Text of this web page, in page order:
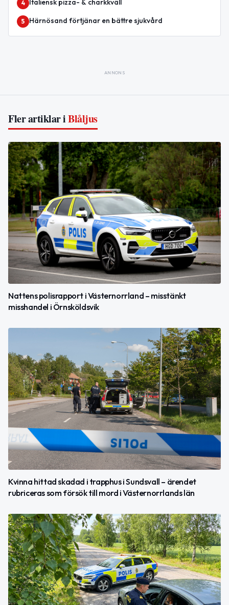
4
5 Härnösand förtjänar en bättre sjukvård
ANNONS
Fler artiklar iBlåljus
Nattens polisrapport i Västernorrland – misstänkt
misshandel i Örnsköldsvik
Kvinna hittad skadad i trapphus i Sundsvall – ärendet
rubriceras som försök till mord i Västernorrlands län